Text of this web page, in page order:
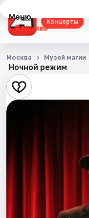
Концерты
Меню
Москва
Концерты
Театр
Стендап
Ночной режим
Москва Музей магии